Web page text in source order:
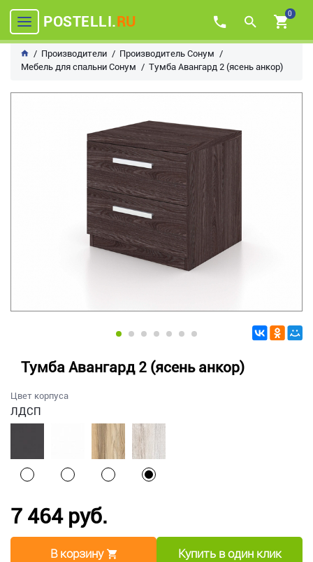
POSTELLI.RU 0
Производители
Производитель Сонум
Мебель для спальни Сонум
Тумба Авангард 2 (ясень анкор)
Тумба Авангард 2 (ясень анкор)
Цвет корпуса
ЛДСП
7 464 руб.
В корзину Купить в один клик